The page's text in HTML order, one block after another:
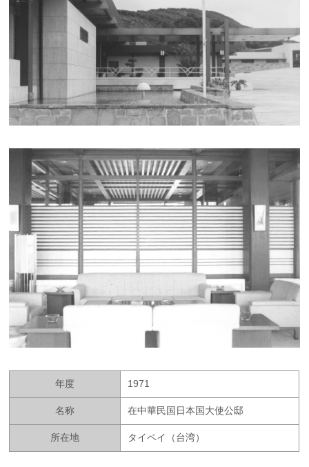
年度 1971
名称 在中華民国日本国大使公邸
所在地 タイペイ（台湾）